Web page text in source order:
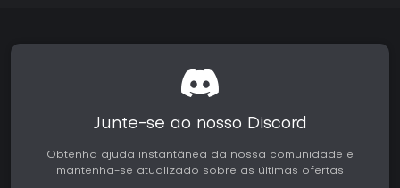
Junte-se ao nosso Discord
Obtenha ajuda instantânea da nossa comunidade e
mantenha-se atualizado sobre as últimas ofertas